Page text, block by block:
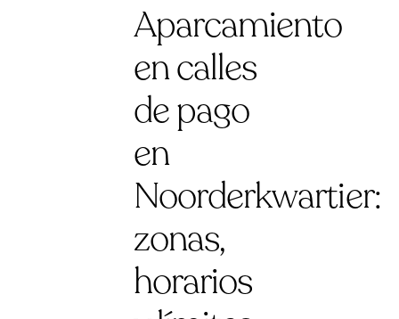
Aparcamiento
en calles
de pago
en
Noorderkwartier:
zonas,
horarios